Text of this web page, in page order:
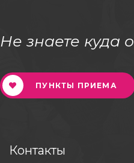
Не знаете куда
ПУНКТЫ ПРИЕМА
Контакты